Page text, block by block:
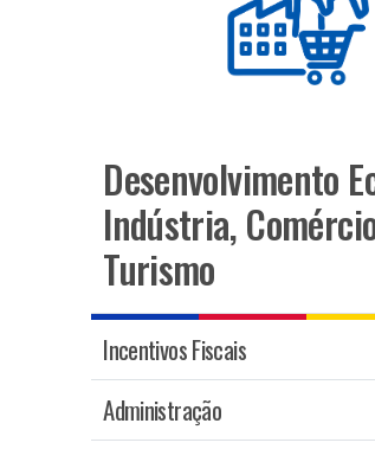
Desenvolvimento
Indústria,
Turismo
Incentivos Fiscais
Administração